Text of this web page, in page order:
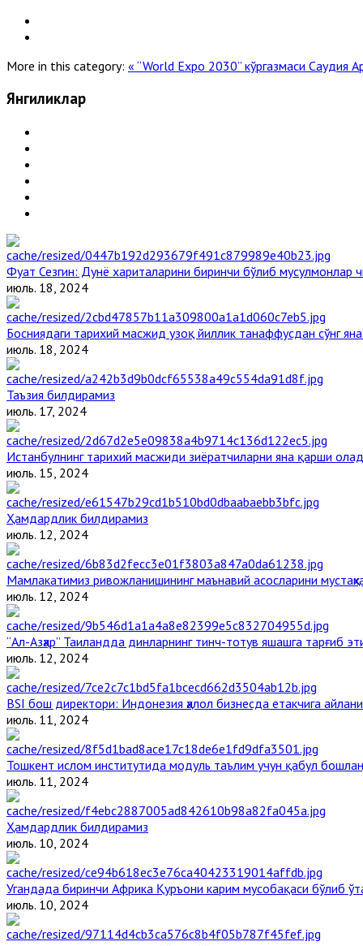
More in this category: « “World Expo 2030” кўргазмаси Саудия
Янгиликлар
Фуат Сезгин: Дунё хариталарини биринчи бўлиб мусулмонлар
июль. 18, 2024
Босниядаги тарихий масжид узоқ йиллик танаффусдан сўнг
июль. 18, 2024
Таъзия билдирамиз
июль. 17, 2024
Истанбулнинг тарихий масжиди зиёратчиларни яна қарши
июль. 15, 2024
Ҳамдардлик билдирамиз
июль. 12, 2024
Мамлакатимиз ривожланишининг маънавий асосларини
июль. 12, 2024
“Ал-Азҳар” Таиландда динларнинг тинч-тотув яшашга тарғиб
июль. 12, 2024
BSI бош директори: Индонезия ҳалол бизнесда етакчига
июль. 11, 2024
Тошкент ислом институтида модуль таълим учун қабул
июль. 11, 2024
Ҳамдардлик билдирамиз
июль. 10, 2024
Угандада биринчи Aфрика Қуръони карим мусобақаси бўлиб
июль. 10, 2024